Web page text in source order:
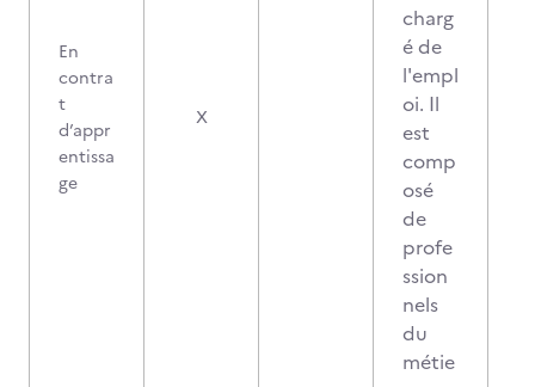
En
contra
t
d’appr
entissa
ge
X
charg
é de
l'empl
oi. Il
est
comp
osé
de
profe
ssion
nels
du
métie